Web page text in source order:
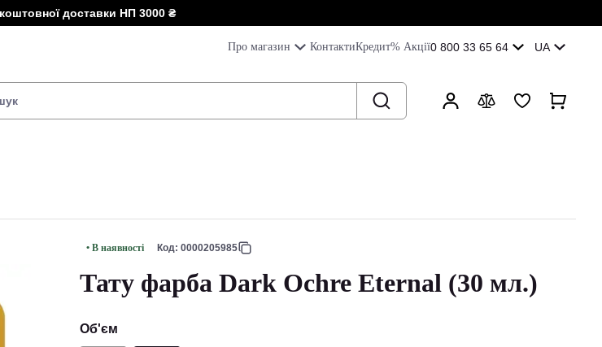
доставки НП 3000 ₴
Про магазин КонтактиКредит% Акції0 800 33 65 64 UA
• В наявності Код: 0000205985
Тату фарба Dark Ochre Eternal (30 мл.)
Об'єм